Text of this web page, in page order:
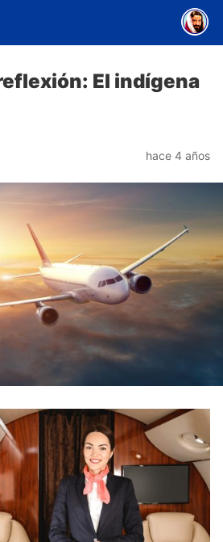
El indígena
hace 4 años